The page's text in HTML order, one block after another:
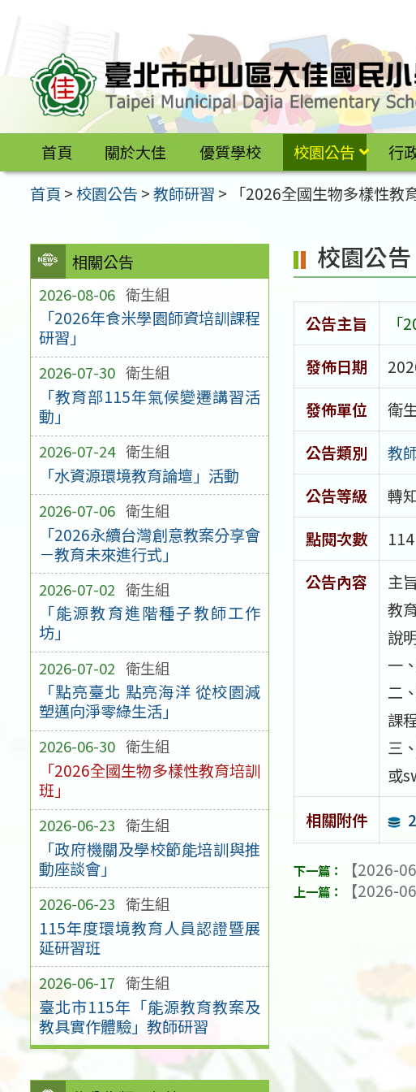
區
首頁 關於大佳 優質學校 校園公告 行
首頁 >校園公告 >教師研習 > 「2026全國生物多樣性教
相關公告
2026-08-06 衛生組
「2026年食米學園師資培訓課程
研習」
2026-07-30 衛生組
「教育部115年氣候變遷講習活
動」
2026-07-24 衛生組
「水資源環境教育論壇」活動
2026-07-06 衛生組
「2026永續台灣創意教案分享會
－教育未來進行式」
2026-07-02 衛生組
「能源教育進階種子教師工作
坊」
2026-07-02 衛生組
「點亮臺北 點亮海洋 從校園減
塑邁向淨零綠生活」
2026-06-30 衛生組
「2026全國生物多樣性教育培訓
班」
2026-06-23 衛生組
「政府機關及學校節能培訓與推
動座談會」
2026-06-23 衛生組
115年度環境教育人員認證暨展
延研習班
2026-06-17 衛生組
臺北市115年「能源教育教案及
教具實作體驗」教師研習
校園公告
公告主旨
「
發佈日期
發佈單位
衛
公告類別
教
公告等級
轉
點閱次數
114
公告內容
主
教
說
一
二
課
三
或
相關附件
【2026-
【2026-